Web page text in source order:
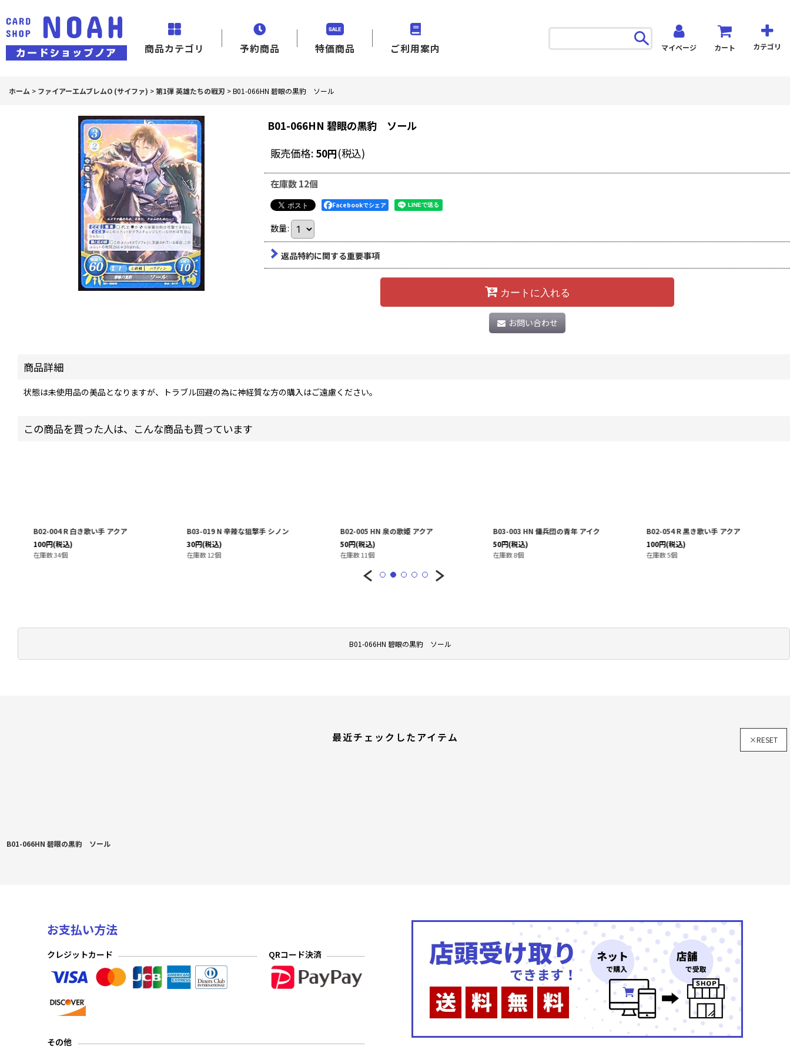
商品カテゴリ 予約商品 特価商品 ご利用案内 マイページ カート カテゴリ
ホーム > ファイアーエムブレムO (サイファ) >第1弾 英雄たちの戦刃 >B01-066HN 碧眼の黒豹 ソール
B01-066HN 碧眼の黒豹 ソール
B01-066HN 碧眼の黒豹 ソール
販売価格: 50円(税込)
在庫数 12個
Facebookでシェア
数量:
返品特約に関する重要事項
カートに入れる
お問い合わせ
商品詳細
状態は未使用品の美品となりますが、トラブル回避の為に神経質な方の購入はご遠慮ください。
この商品を買った人は、こんな商品も買っています
B02-004 R 白き歌い手 アクア
100円(税込)
在庫数 34個
B03-019 N 辛辣な狙撃手 シノン
円(税込)
在庫数 12個
B02-005 HN 泉の歌姫 アクア
円(税込)
在庫数 11個
B03-003 HN 傭兵団の青年 アイク
円(税込)
在庫数 8個
B02-054 R 黒き歌い手 アクア
100円(税込)
在庫数 5個
最近チェックしたアイテム ×RESET
B01-066HN 碧眼の黒豹 ソール
お支払い方法
クレジットカード QRコード決済
その他